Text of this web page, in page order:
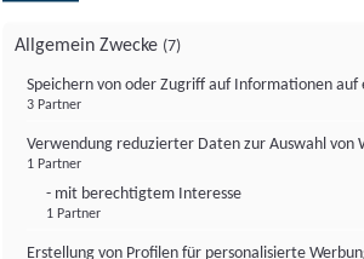
Allgemein Zwecke (7)
Speichern von oder Zugriff auf Informationen auf
3 Partner
Verwendung reduzierter Daten zur Auswahl von
1 Partner
- mit berechtigtem Interesse
1 Partner
Erstellung von Profilen für personalisierte